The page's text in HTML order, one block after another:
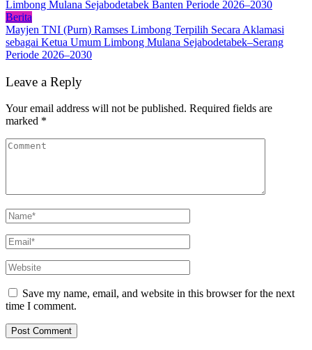
Limbong Mulana Sejabodetabek Banten Periode 2026–2030
Berita
Mayjen TNI (Purn) Ramses Limbong Terpilih Secara Aklamasi
sebagai Ketua Umum Limbong Mulana Sejabodetabek–Serang
Periode 2026–2030
Leave a Reply
Your email address will not be published. Required fields are
marked *
Save my name, email, and website in this browser for the next
time I comment.